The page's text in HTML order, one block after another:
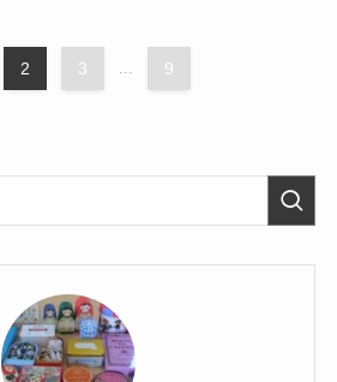
2 3 ... 9